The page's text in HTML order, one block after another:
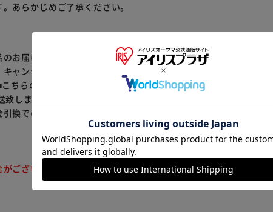
あらかじめご了承ください。
お届けまでお時間を頂く場合がございます。
ャンセル又は注文内容の変更をお願いいたしております。
こちらの商品はアイリスプラザがセレクトしたオススメ商品
致します≫
換でのお支払】は出来ません。ご了承ください。
ございます。ご注文をいただいた後にお断りさせていただ
※ご確認ください